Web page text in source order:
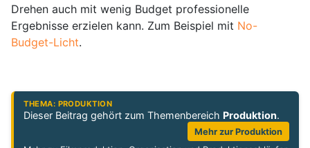
Drehen auch mit wenig Budget professionelle
Ergebnisse erzielen kann. Zum Beispiel mit No-
Budget-Licht.
THEMA: PRODUKTION
Dieser Beitrag gehört zum Themenbereich Produktion.
Mehr zur Produktion